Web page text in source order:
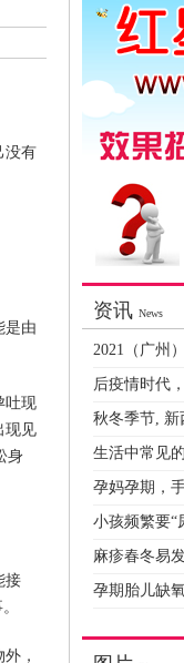
没有
是由
吐现
现见
身
接
，
资讯 News
2021（广州
后疫情时代
秋冬季节, 新
生活中常见
孕妈孕期，
小孩频繁要“
麻疹春冬易
孕期胎儿缺